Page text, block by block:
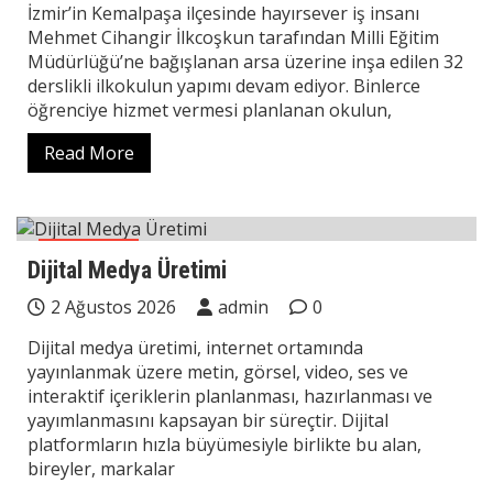
İzmir’in Kemalpaşa ilçesinde hayırsever iş insanı
Mehmet Cihangir İlkcoşkun tarafından Milli Eğitim
Müdürlüğü’ne bağışlanan arsa üzerine inşa edilen 32
derslikli ilkokulun yapımı devam ediyor. Binlerce
öğrenciye hizmet vermesi planlanan okulun,
Read More
Teknoloji
Dijital Medya Üretimi
2 Ağustos 2026 admin
0
Dijital medya üretimi, internet ortamında
yayınlanmak üzere metin, görsel, video, ses ve
interaktif içeriklerin planlanması, hazırlanması ve
yayımlanmasını kapsayan bir süreçtir. Dijital
platformların hızla büyümesiyle birlikte bu alan,
bireyler, markalar